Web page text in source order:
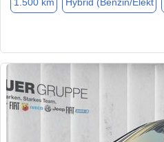
1.500 km Hybrid (Benzin/Elekt